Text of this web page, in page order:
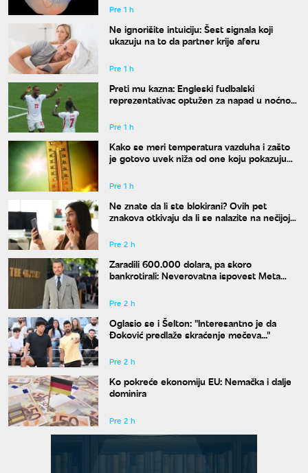
Pre 1 h
Ne ignorišite intuiciju: Šest signala koji
ukazuju na to da partner krije aferu
Pre 1 h
Preti mu kazna: Engleski fudbalski
reprezentativac optužen za napad u noćnom
Pre 1 h
Kako se meri temperatura vazduha i zašto
je gotovo uvek niža od one koju pokazuju
Pre 1 h
Ne znate da li ste blokirani? Ovih pet
znakova otkivaju da li se nalazite na nečijoj
Pre 2 h
Zaradili 600.000 dolara, pa skoro
bankrotirali: Neverovatna ispovest Meta
Pre 2 h
Oglasio se i Šelton: "Interesantno je da
Đoković predlaže skraćenje mečeva..."
Pre 2 h
Ko pokreće ekonomiju EU: Nemačka i dalje
dominira
Pre 2 h